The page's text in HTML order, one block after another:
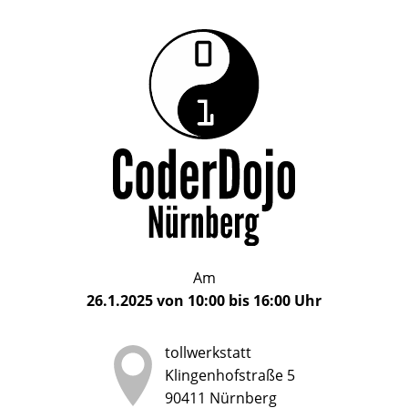
CoderDojo
Nürnberg
Das
CoderDojo
Nürnberg
ein
Club
für
Kinder
und
Jugendliche
Alter
bis
17
Am
26.1.2025von 10:00 bis 16:00 Uhr
tollwerkstatt
Klingenhofstraße 5
90411 Nürnberg